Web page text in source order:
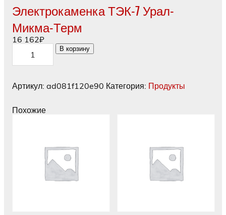
Электрокаменка ТЭК-7 Урал-
Микма-Терм
16 162₽
Количество
товара
Электрокаменка
Микма-
В корзину
Артикул: ad081f120e90 Категория: Продукты
Похожие